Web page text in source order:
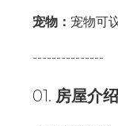
宠物： 宠物可
---------------
01. 房屋介绍